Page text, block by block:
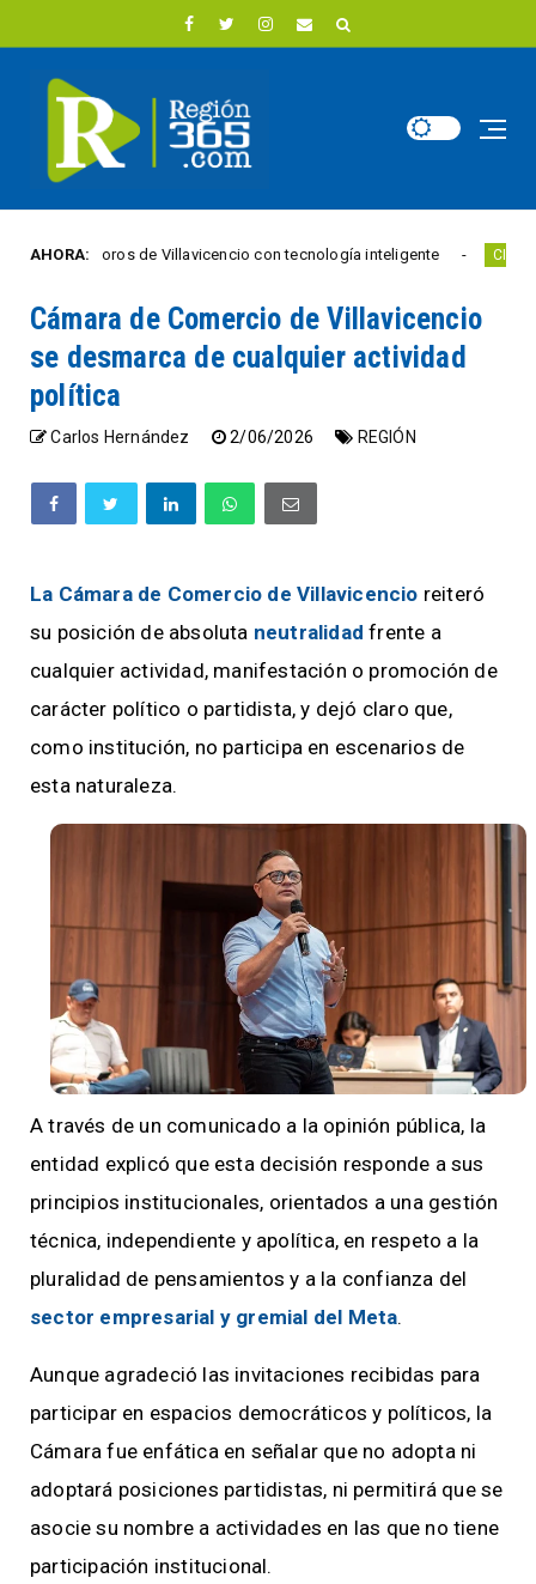
AHORA:
semáforos de Villavicencio con tecnología inteligente CIUDAD
Cámara de Comercio de Villavicencio
se desmarca de cualquier actividad
política
Carlos Hernández 2/06/2026 REGIÓN
La Cámara de Comercio de Villavicencio reiteró
su posición de absoluta neutralidad frente a
cualquier actividad, manifestación o promoción de
carácter político o partidista, y dejó claro que,
como institución, no participa en escenarios de
esta naturaleza.
A través de un comunicado a la opinión pública, la
entidad explicó que esta decisión responde a sus
principios institucionales, orientados a una gestión
técnica, independiente y apolítica, en respeto a la
pluralidad de pensamientos y a la confianza del
sector empresarial y gremial del Meta.
Aunque agradeció las invitaciones recibidas para
participar en espacios democráticos y políticos, la
Cámara fue enfática en señalar que no adopta ni
adoptará posiciones partidistas, ni permitirá que se
asocie su nombre a actividades en las que no tiene
participación institucional.